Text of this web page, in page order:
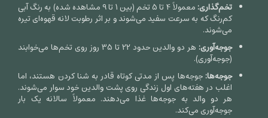
تخم‌گذاری: معمولاً4تا5تخم (بین 1تا9 مشاهده شده) به رنگ آبی
کم‌رنگ که به سرعت سفید می‌شوند و بر اثر رطوبت لانه قهوه‌ای تیره
می‌شوند.
جوجه‌آوری: هر دو والدین حدود22تا 35 روز روی تخم‌ها می‌خوابند
(جوجه‌آوری).
جوجه‌ها: جوجه‌ها پس از مدتی کوتاه قادر به شنا کردن هستند، اما
اغلب در هفته‌های اول زندگی روی پشت والدین خود سوار می‌شوند.
هر دو والد به جوجه‌ها غذا می‌دهند. معمولاً سالانه یک بار
جوجه‌آوری می‌کند.